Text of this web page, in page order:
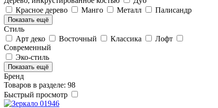
Красное дерево
Манго Металл Палисандр
Показать ещё
Стиль
Арт деко
Восточный Классика
Лофт
Современный
Эко-стиль
Показать ещё
Бренд
Товаров в разделе: 98
Быстрый просмотр